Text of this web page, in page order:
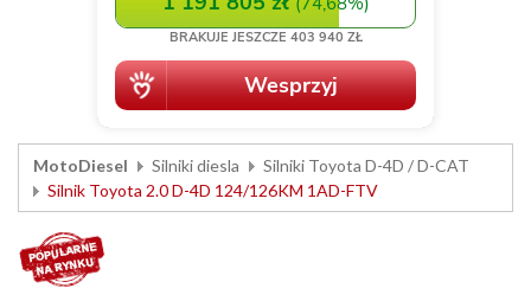
MotoDiesel Silniki diesla
Silniki Toyota D-4D / D-CAT
Silnik Toyota 2.0 D-4D 124/126KM 1AD-FTV